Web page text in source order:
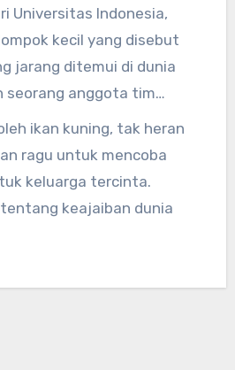
Universitas Indonesia,
kecil yang disebut
jarang ditemui di dunia
seorang anggota tim
ikan kuning, tak heran
ragu untuk mencoba
keluarga tercinta.
keajaiban dunia